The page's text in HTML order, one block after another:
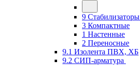
9 Стабилизаторы
3 Компактные
1 Настенные
2 Переносные
9.1 Изолента ПВХ, ХБ
9.2 СИП-арматура